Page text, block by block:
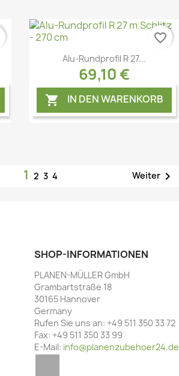
Vorschau
Alu-Rundprofil R 27...
69,10 €
 IN DEN WARENKORB
favorite_border
1 2 3 4 Weiter
SHOP-INFORMATIONEN
PLANEN-MÜLLER GmbH
Grambartstraße 18
30165 Hannover
Germany
Rufen Sie uns an: +49 511 350 33 72
Fax: +49 511 350 33 99
E-Mail: info@planenzubehoer24.de